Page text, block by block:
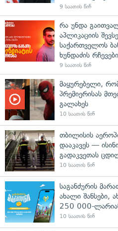
9 საათის წინ
რა უნდა
აპლიკაციის
საქართველოს
ხუნდაძის რჩევები
9 საათის წინ
მაყურებელი,
პრემიერისას
გალახეს
10 საათის წინ
თბილისის
დააკავეს —
გადაკვეთას
10 საათის წინ
საგანძურის
ახალი შანსები,
250 000-
10 საათის წინ